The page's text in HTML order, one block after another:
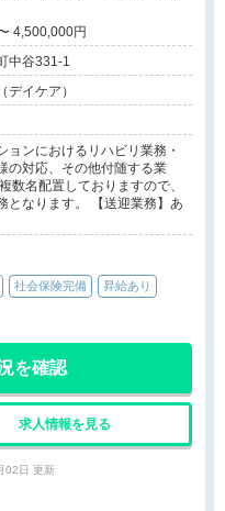
年収 4,000,000円 〜 4,500,000円
中谷331-1
デイケア）
ョンにおけるリハビリ業務・
の対応、その他付随する業
数名配置しておりますので、
となります。 【送迎業務】あ
社会保険完備 昇給あり
を確認
求人情報を見る
02日 更新